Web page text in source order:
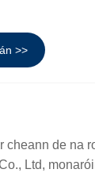
>>
cheann de na
Ltd,